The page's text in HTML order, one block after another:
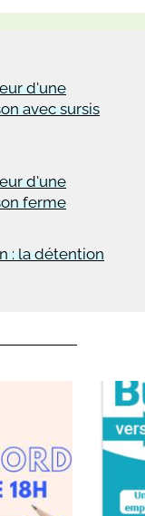
d'une
avec sursis
d'une
ferme
: la détention